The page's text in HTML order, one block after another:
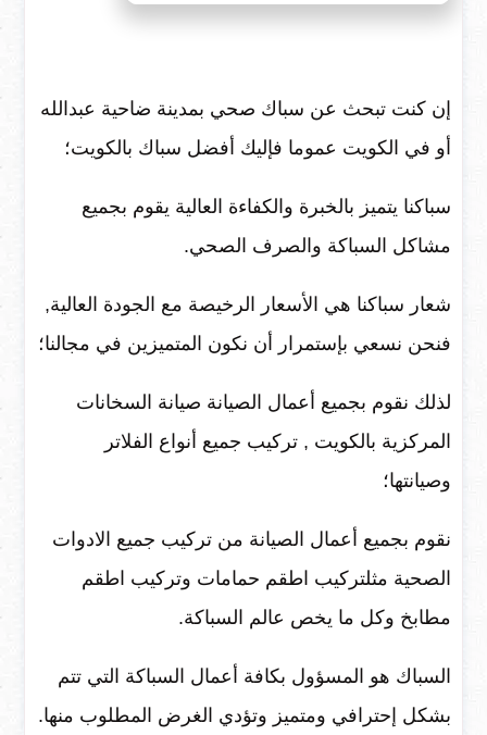
إن كنت تبحث عن سباك صحي بمدينة ضاحية عبدالله
أو في الكويت عموما فإليك أفضل سباك بالكويت؛
سباكنا يتميز بالخبرة والكفاءة العالية يقوم بجميع
مشاكل السباكة والصرف الصحي.
شعار سباكنا هي الأسعار الرخيصة مع الجودة العالية,
فنحن نسعي بإستمرار أن نكون المتميزين في مجالنا؛
لذلك نقوم بجميع أعمال الصيانة صيانة السخانات
المركزية بالكويت , تركيب جميع أنواع الفلاتر
وصيانتها؛
نقوم بجميع أعمال الصيانة من تركيب جميع الادوات
الصحية مثلتركيب اطقم حمامات وتركيب اطقم
مطابخ وكل ما يخص عالم السباكة.
السباك هو المسؤول بكافة أعمال السباكة التي تتم
بشكل إحترافي ومتميز وتؤدي الغرض المطلوب منها.